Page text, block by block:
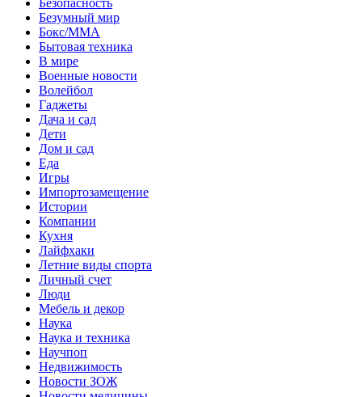
Безумный мир
Бокс/MMA
Бытовая техника
В мире
Военные новости
Волейбол
Гаджеты
Дача и сад
Дети
Дом и сад
Еда
Игры
Импортозамещение
Истории
Компании
Кухня
Лайфхаки
Летние виды спорта
Личный счет
Люди
Мебель и декор
Наука
Наука и техника
Научпоп
Недвижимость
Новости ЗОЖ